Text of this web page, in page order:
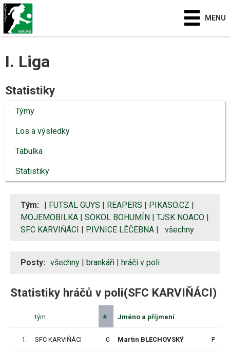
MENU
I. Liga
Statistiky
Týmy
Los a výsledky
Tabulka
Statistiky
Tým: FUTSAL GUYS REAPERS PIKASO.CZ
MOJEMOBILKA
SOKOL BOHUMÍN TJSK NOACO
SFC KARVIŇÁCI
PIVNICE LÉČEBNA všechny
Posty: všechny brankáři hráči v poli
Statistiky hráčů v poli(SFC KARVIŇÁCI)
tým # Jméno a příjmení
1. SFC KARVIŇÁCI 0 Martin BLECHOVSKÝ P